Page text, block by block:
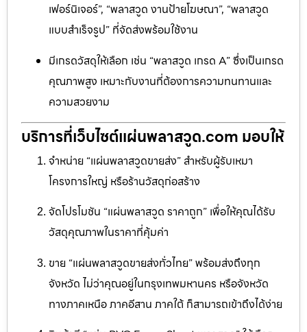
เฟอร์นิเจอร์”, “พลาสวูด งานป้ายโฆษณา”, “พลาสวูด
แบบสำเร็จรูป” ที่จัดส่งพร้อมใช้งาน
มีเกรดวัสดุให้เลือก เช่น “พลาสวูด เกรด A” ซึ่งเป็นเกรด
คุณภาพสูง เหมาะกับงานที่ต้องการความทนทานและ
ความสวยงาม
บริการที่เว็บไซต์แผ่นพลาสวูด.com มอบให้
จำหน่าย “แผ่นพลาสวูดขายส่ง” สำหรับผู้รับเหมา
โครงการใหญ่ หรือร้านวัสดุก่อสร้าง
จัดโปรโมชัน “แผ่นพลาสวูด ราคาถูก” เพื่อให้คุณได้รับ
วัสดุคุณภาพในราคาที่คุ้มค่า
ขาย “แผ่นพลาสวูดขายส่งทั่วไทย” พร้อมส่งถึงทุก
จังหวัด ไม่ว่าคุณอยู่ในกรุงเทพมหานคร หรือจังหวัด
ทางภาคเหนือ ภาคอีสาน ภาคใต้ ก็สามารถเข้าถึงได้ง่าย